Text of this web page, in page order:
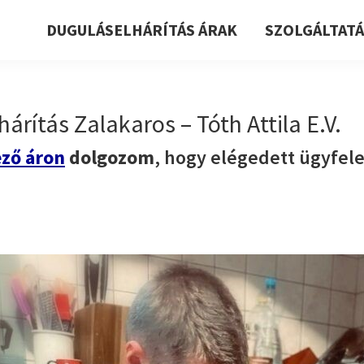
DUGULÁSELHÁRÍTÁS ÁRAK
Zalakaros – Tóth Attila E.V.
áron dolgozom, hogy elégedett